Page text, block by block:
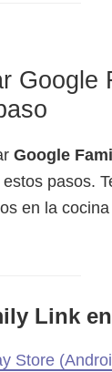
Google
Google
pasos.
en la
Link
Store